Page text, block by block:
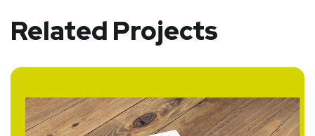
Related Projects